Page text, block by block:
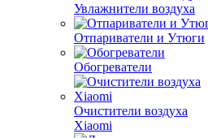
Увлажнители воздуха
Отпариватели и Утюги
Обогреватели
Очистители воздуха
Xiaomi